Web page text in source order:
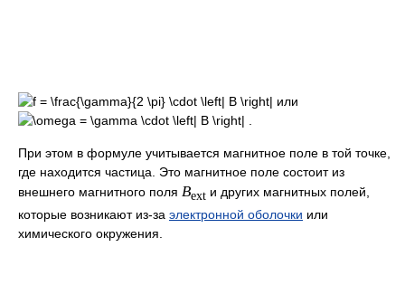
или
При этом в формуле учитывается магнитное поле в той точке,
где находится частица. Это магнитное поле состоит из
внешнего магнитного поля Bext и других магнитных полей,
которые возникают из-за электронной оболочки или
химического окружения.